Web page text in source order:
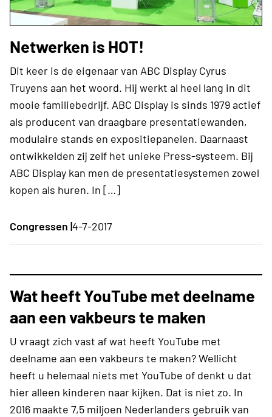
Netwerken is HOT!
Dit keer is de eigenaar van ABC Display Cyrus
Truyens aan het woord. Hij werkt al heel lang in dit
mooie familiebedrijf. ABC Display is sinds 1979 actief
als producent van draagbare presentatiewanden,
modulaire stands en expositiepanelen. Daarnaast
ontwikkelden zij zelf het unieke Press-systeem. Bij
ABC Display kan men de presentatiesystemen zowel
kopen als huren. In […]
Congressen |4-7-2017
Wat heeft YouTube met deelname
aan een vakbeurs te maken
U vraagt zich vast af wat heeft YouTube met
deelname aan een vakbeurs te maken? Wellicht
heeft u helemaal niets met YouTube of denkt u dat
hier alleen kinderen naar kijken. Dat is niet zo. In
2016 maakte 7,5 miljoen Nederlanders gebruik van